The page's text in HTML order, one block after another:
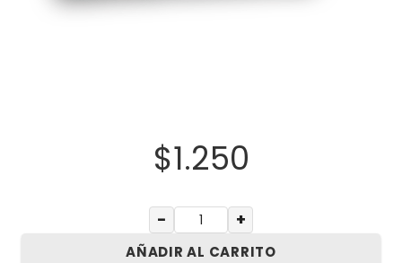
$1.250
− +
AÑADIR AL CARRITO